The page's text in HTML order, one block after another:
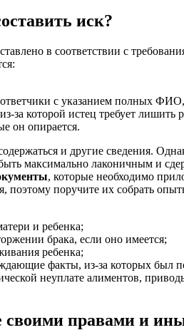
иск?
в соответствии с
с указанием полных
за которой истец требует лишить
он опирается.
и другие сведения.
максимально лаконичным и
, которые необходимо
поэтому поручите их собрать
и ребенка;
брака, если оно имеется;
ребенка;
факты, из-за которых был
неуплате алиментов,
своими правами и